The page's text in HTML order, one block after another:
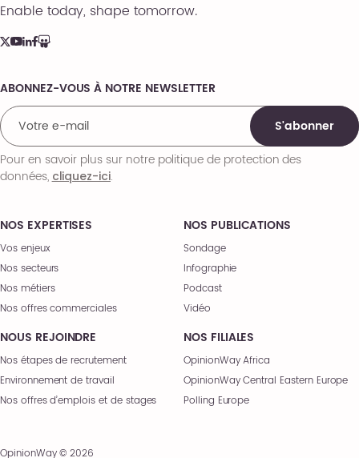
Enable today, shape tomorrow.
NOS EXPERTISES
Vos enjeux
Nos secteurs
Nos métiers
Nos offres commerciales
NOS PUBLICATIONS
Sondage
Infographie
Podcast
Vidéo
NOUS REJOINDRE
Nos étapes de recrutement
Environnement de travail
Nos offres d’emplois et de stages
NOS FILIALES
OpinionWay Africa
OpinionWay Central Eastern Europe
Polling Europe
Comments
ABONNEZ-VOUS À NOTRE NEWSLETTER
S'abonner
Pour en savoir plus sur notre politique de protection des
données,cliquez-ici.
OpinionWay © 2026